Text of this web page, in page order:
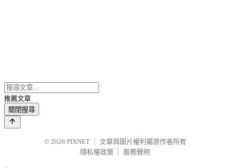
推薦文章
關閉搜尋
© 2026 PIXNET
文章與圖片權利屬原作者所有
隱私權政策
服務聲明